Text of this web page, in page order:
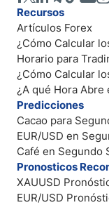
Recursos
Artículos Forex
¿Cómo Calcular
Horario para
¿Cómo Calcular
¿A qué Hora Abre
Predicciones
Cacao para
EUR/USD en
Café en Segundo
Pronosticos
XAUUSD
EUR/USD